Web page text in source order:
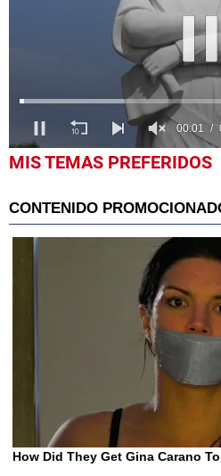
0
seconds
minute,
36
seconds
MIS TEMAS PREFERIDOS